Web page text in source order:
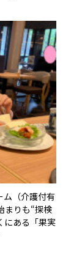
ム（介護付有
まりも“探検
にある「果実